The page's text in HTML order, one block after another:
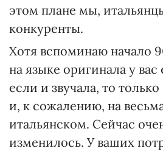
этом плане мы,
конкуренты.
Хотя вспоминаю начало
на языке оригинала у
если и звучала, то
и, к сожалению, на
итальянском. Сейчас
изменилось. У ваших